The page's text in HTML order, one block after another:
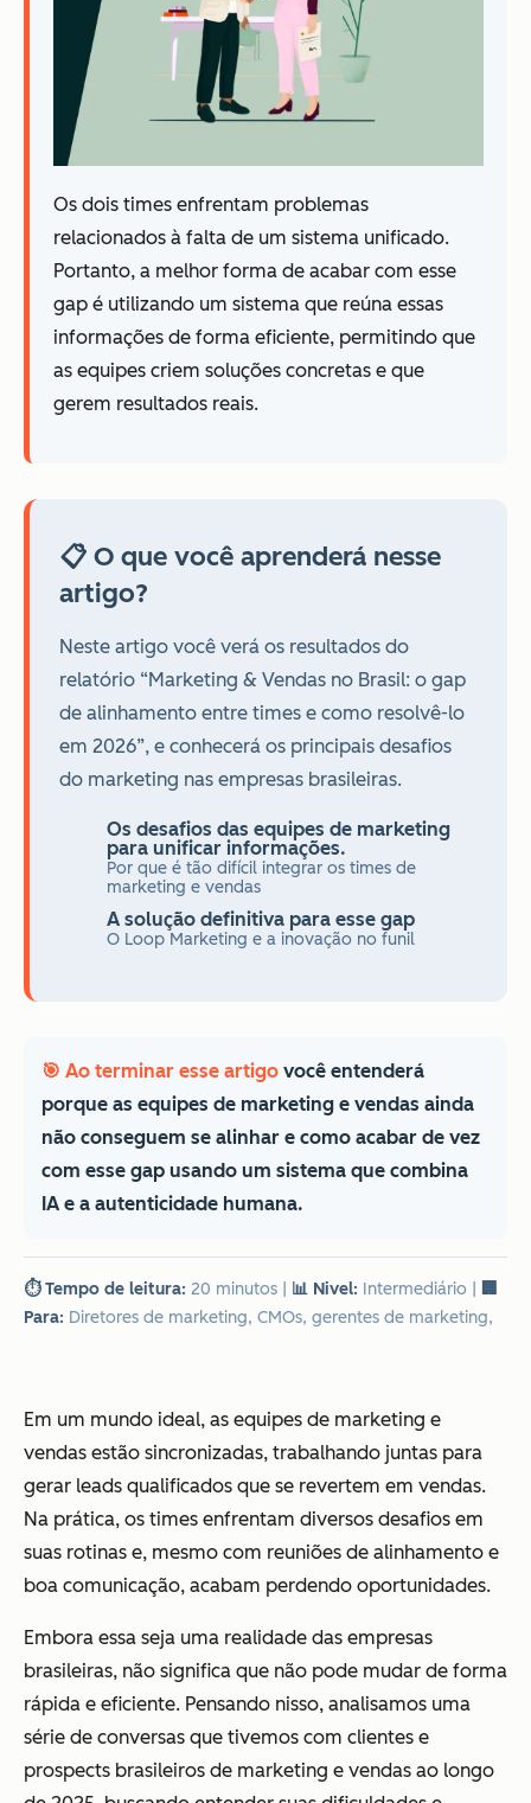
Os dois times enfrentam problemas
relacionados à falta de um sistema unificado.
Portanto, a melhor forma de acabar com esse
gap é utilizando um sistema que reúna essas
informações de forma eficiente, permitindo que
as equipes criem soluções concretas e que
gerem resultados reais.
📋 O que você aprenderá nesse
artigo?
Neste artigo você verá os resultados do
relatório “Marketing & Vendas no Brasil: o gap
de alinhamento entre times e como resolvê-lo
em 2026”, e conhecerá os principais desafios
do marketing nas empresas brasileiras.
Os desafios das equipes de marketing
para unificar informações.
Por que é tão difícil integrar os times de
marketing e vendas
A solução definitiva para esse gap
O Loop Marketing e a inovação no funil
🎯 Ao terminar esse artigo você entenderá
porque as equipes de marketing e vendas ainda
não conseguem se alinhar e como acabar de vez
com esse gap usando um sistema que combina
IA e a autenticidade humana.
⏱️ Tempo de leitura: 20 minutos 📊 Nivel: Intermediário
🏢
Para: Diretores de marketing, CMOs, gerentes de marketing,
Em um mundo ideal, as equipes de marketing e
vendas estão sincronizadas, trabalhando juntas para
gerar leads qualificados que se revertem em vendas.
Na prática, os times enfrentam diversos desafios em
suas rotinas e, mesmo com reuniões de alinhamento e
boa comunicação, acabam perdendo oportunidades.
Embora essa seja uma realidade das empresas
brasileiras, não significa que não pode mudar de forma
rápida e eficiente. Pensando nisso, analisamos uma
série de conversas que tivemos com clientes e
prospects brasileiros de marketing e vendas ao longo